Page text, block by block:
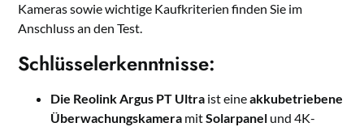
Kameras sowie wichtige Kaufkriterien finden Sie im
Anschluss an den Test.
Schlüsselerkenntnisse:
Die Reolink Argus PT Ultra ist eineakkubetriebene
Überwachungskamera mitSolarpanel und 4K-